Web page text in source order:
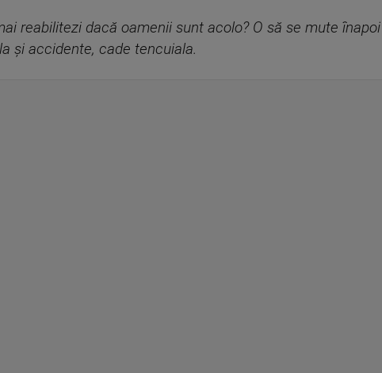
reabilitezi dacă oamenii sunt acolo? O să se mute
și accidente, cade tencuiala.